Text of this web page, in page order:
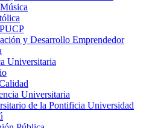
y Desarrollo Emprendedor
Universitaria
Universitaria
de la Pontificia Universidad